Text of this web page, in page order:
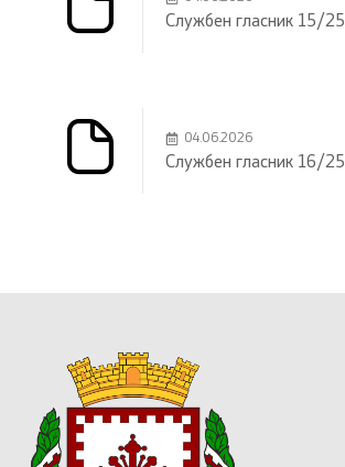
Службен гласник 15/25
04.06.2026
Службен гласник 16/25